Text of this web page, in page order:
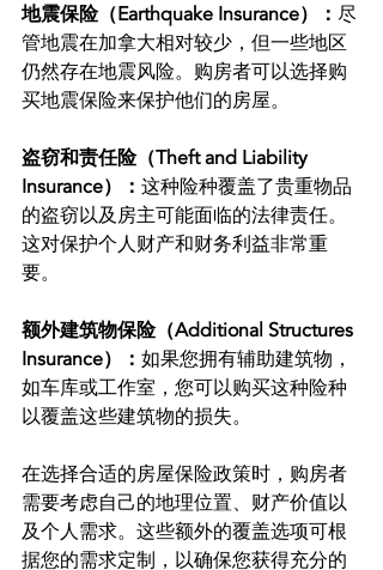
地震保险（Earthquake Insurance）： 尽
管地震在加拿大相对较少，但一些地区
仍然存在地震风险。购房者可以选择购
买地震保险来保护他们的房屋。
盗窃和责任险（Theft and Liability
Insurance）： 这种险种覆盖了贵重物品
的盗窃以及房主可能面临的法律责任。
这对保护个人财产和财务利益非常重
要。
额外建筑物保险（Additional Structures
Insurance）： 如果您拥有辅助建筑物，
如车库或工作室，您可以购买这种险种
以覆盖这些建筑物的损失。
在选择合适的房屋保险政策时，购房者
需要考虑自己的地理位置、财产价值以
及个人需求。这些额外的覆盖选项可根
据您的需求定制，以确保您获得充分的